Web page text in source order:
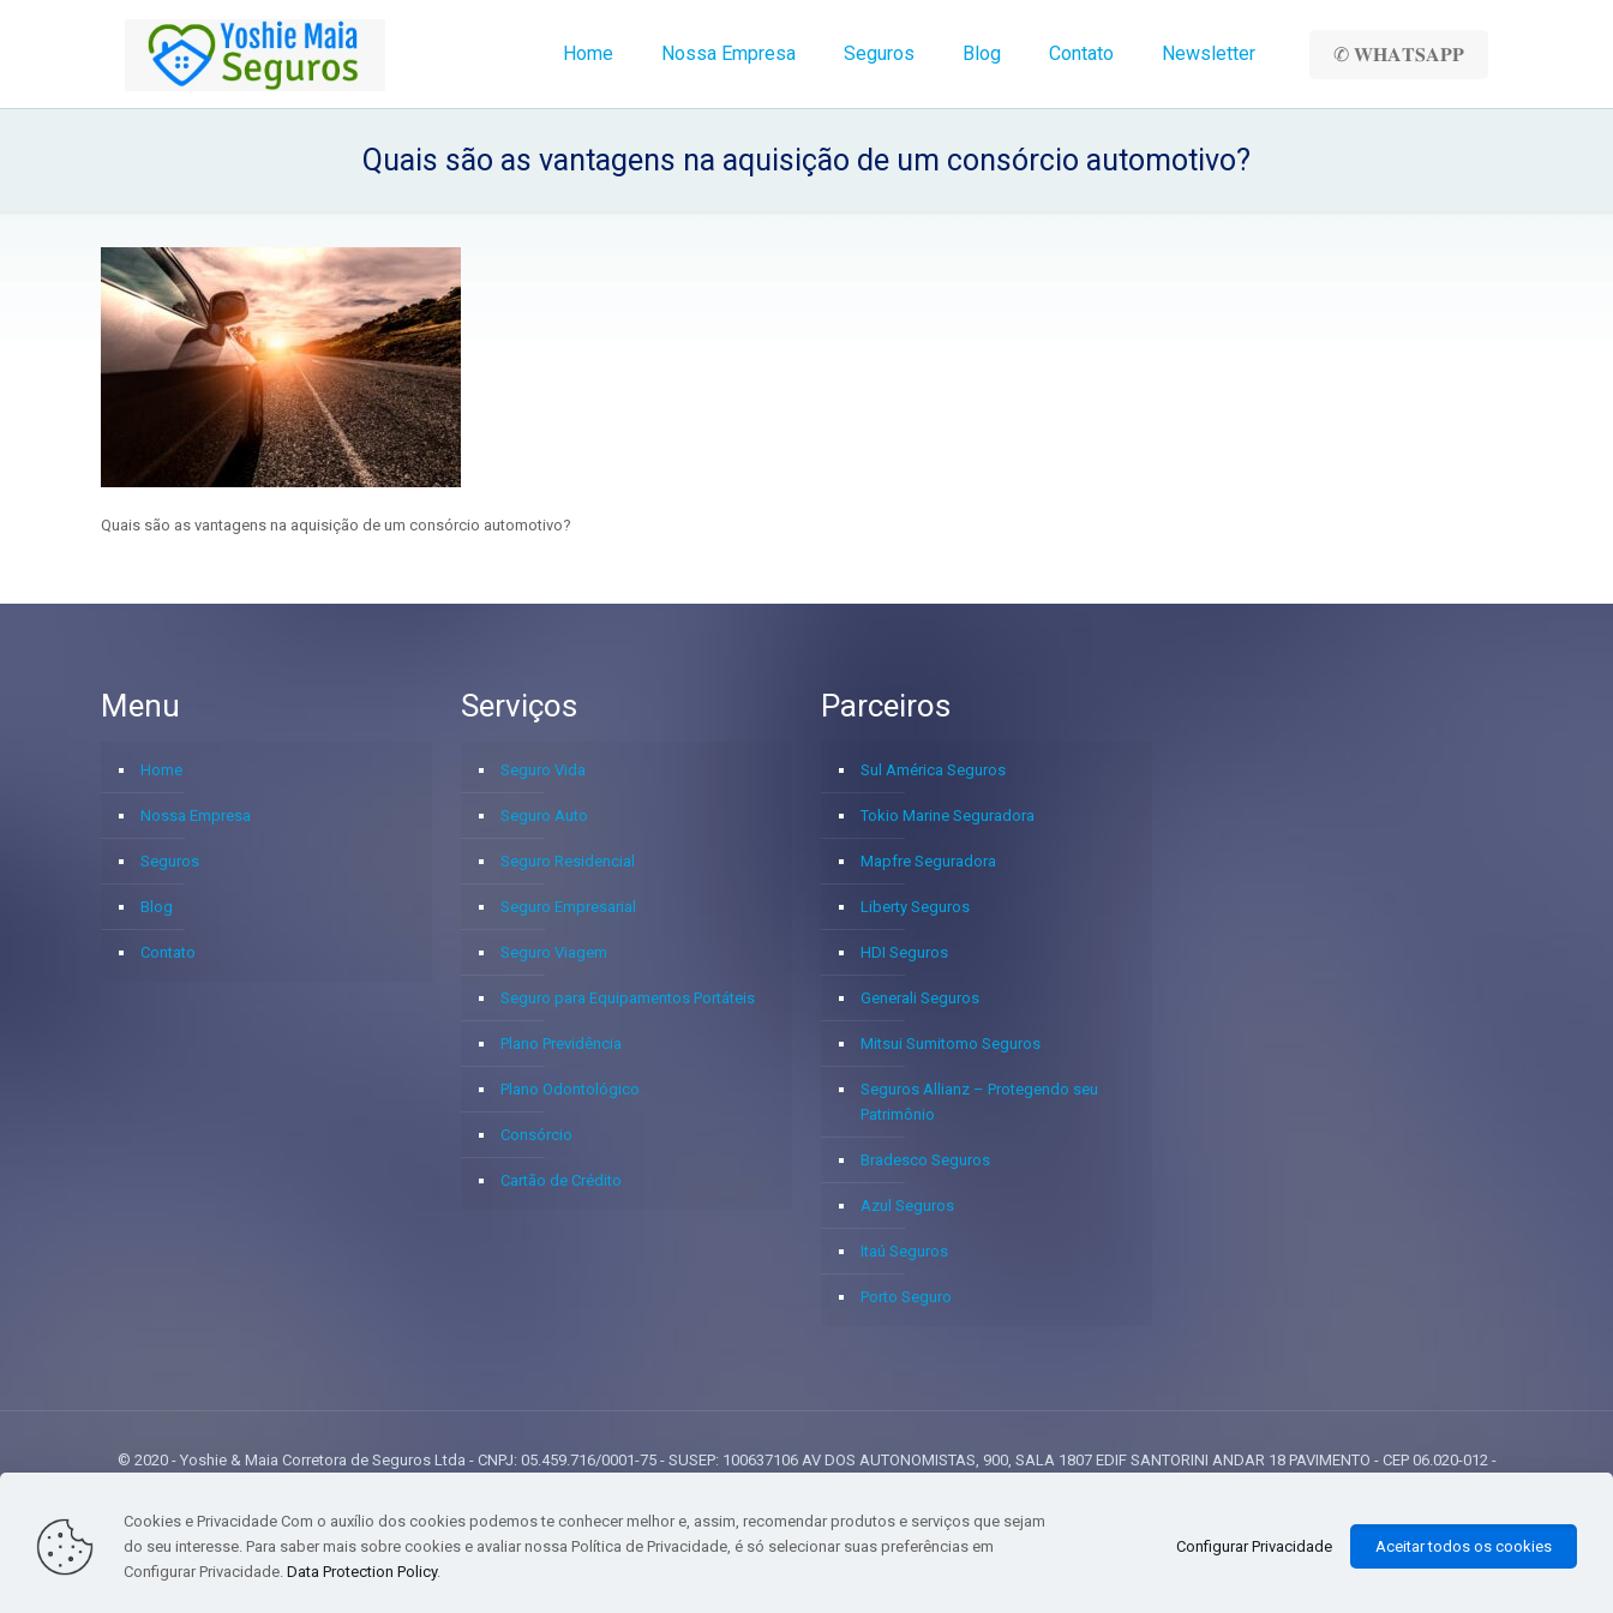
Home Nossa Empresa Seguros Blog Contato Newsletter ✆ 𝐖𝐇𝐀𝐓𝐒𝐀𝐏𝐏
Quais são as vantagens na aquisição de um consórcio automotivo?
Quais são as vantagens na aquisição de um consórcio automotivo?
Menu
Home
Nossa Empresa
Seguros
Blog
Contato
Serviços
Seguro Vida
Seguro Auto
Seguro Residencial
Seguro Empresarial
Seguro Viagem
Seguro para Equipamentos Portáteis
Plano Previdência
Plano Odontológico
Consórcio
Cartão de Crédito
Parceiros
Sul América Seguros
Tokio Marine Seguradora
Mapfre Seguradora
Liberty Seguros
HDI Seguros
Generali Seguros
Mitsui Sumitomo Seguros
Seguros Allianz – Protegendo seu
Patrimônio
Bradesco Seguros
Azul Seguros
Itaú Seguros
Porto Seguro
© 2020 - Yoshie & Maia Corretora de Seguros Ltda - CNPJ: 05.459.716/0001-75 - SUSEP: 100637106 AV DOS AUTONOMISTAS, 900, SALA 1807 EDIF SANTORINI ANDAR 18 PAVIMENTO - CEP 06.020-012 -
Cookies e Privacidade Com o auxílio dos cookies podemos te conhecer melhor e, assim, recomendar produtos e serviços que sejam
do seu interesse. Para saber mais sobre cookies e avaliar nossa Política de Privacidade, é só selecionar suas preferências em
Configurar Privacidade.Data Protection Policy.
Configurar Privacidade
Aceitar todos os cookies
gtag('event', 'purchase', { 'transaction_id': 't_12345', 'currency': 'USD', 'value': 1.23, user_data: { email_address: 'johnsmith@email.com', phone_number: '1234567890', address: { first_name: 'john', last_name: 'smith', city: 'menlopark',